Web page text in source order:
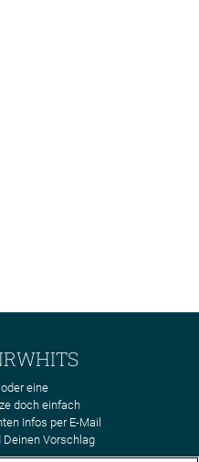
eine
doch einfach
Infos per E-Mail
Deinen Vorschlag